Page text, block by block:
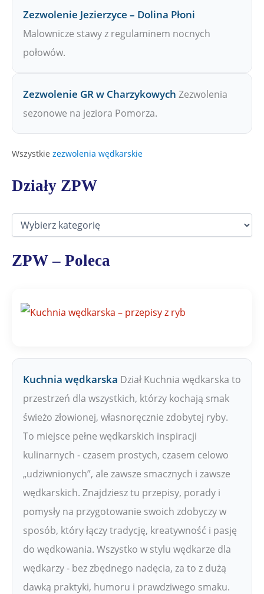
Zezwolenie Jezierzyce – Dolina Płoni
Malownicze stawy z regulaminem nocnych
połowów.
Zezwolenie GR w Charzykowych Zezwolenia
sezonowe na jeziora Pomorza.
Wszystkie zezwolenia wędkarskie
Działy ZPW
D
a
łZPW – Poleca
Kuchnia wędkarska Dział Kuchnia wędkarska to
przestrzeń dla wszystkich, którzy kochają smak
świeżo złowionej, własnoręcznie zdobytej ryby.
To miejsce pełne wędkarskich inspiracji
kulinarnych - czasem prostych, czasem celowo
„udziwnionych”, ale zawsze smacznych i zawsze
wędkarskich. Znajdziesz tu przepisy, porady i
pomysły na przygotowanie swoich zdobyczy w
sposób, który łączy tradycję, kreatywność i pasję
do wędkowania. Wszystko w stylu wędkarze dla
wędkarzy - bez zbędnego nadęcia, za to z dużą
dawką praktyki, humoru i prawdziwego smaku.